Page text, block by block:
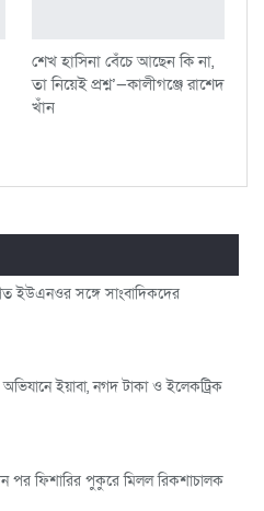
শেখ হাসিনা বেঁচে আছেন কি না,
তা নিয়েই প্রশ্ন’—কালীগঞ্জে রাশেদ
খাঁন
ইউএনওর সঙ্গে সাংবাদিকদের
ইয়াবা, নগদ টাকা ও ইলেকট্রিক
পর ফিশারির পুকুরে মিলল রিকশাচালক